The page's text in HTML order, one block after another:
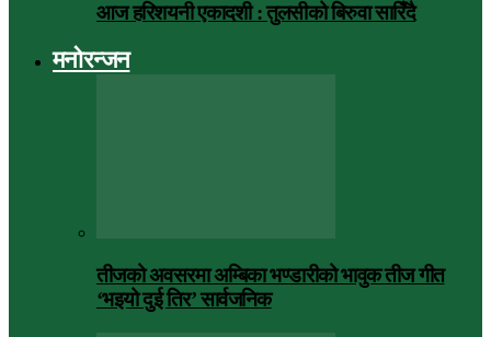
आज हरिशयनी एकादशी : तुलसीको बिरुवा सारिँदै
मनोरन्जन
तीजको अवसरमा अम्बिका भण्डारीको भावुक तीज गीत
‘भइयो दुई तिर’ सार्वजनिक